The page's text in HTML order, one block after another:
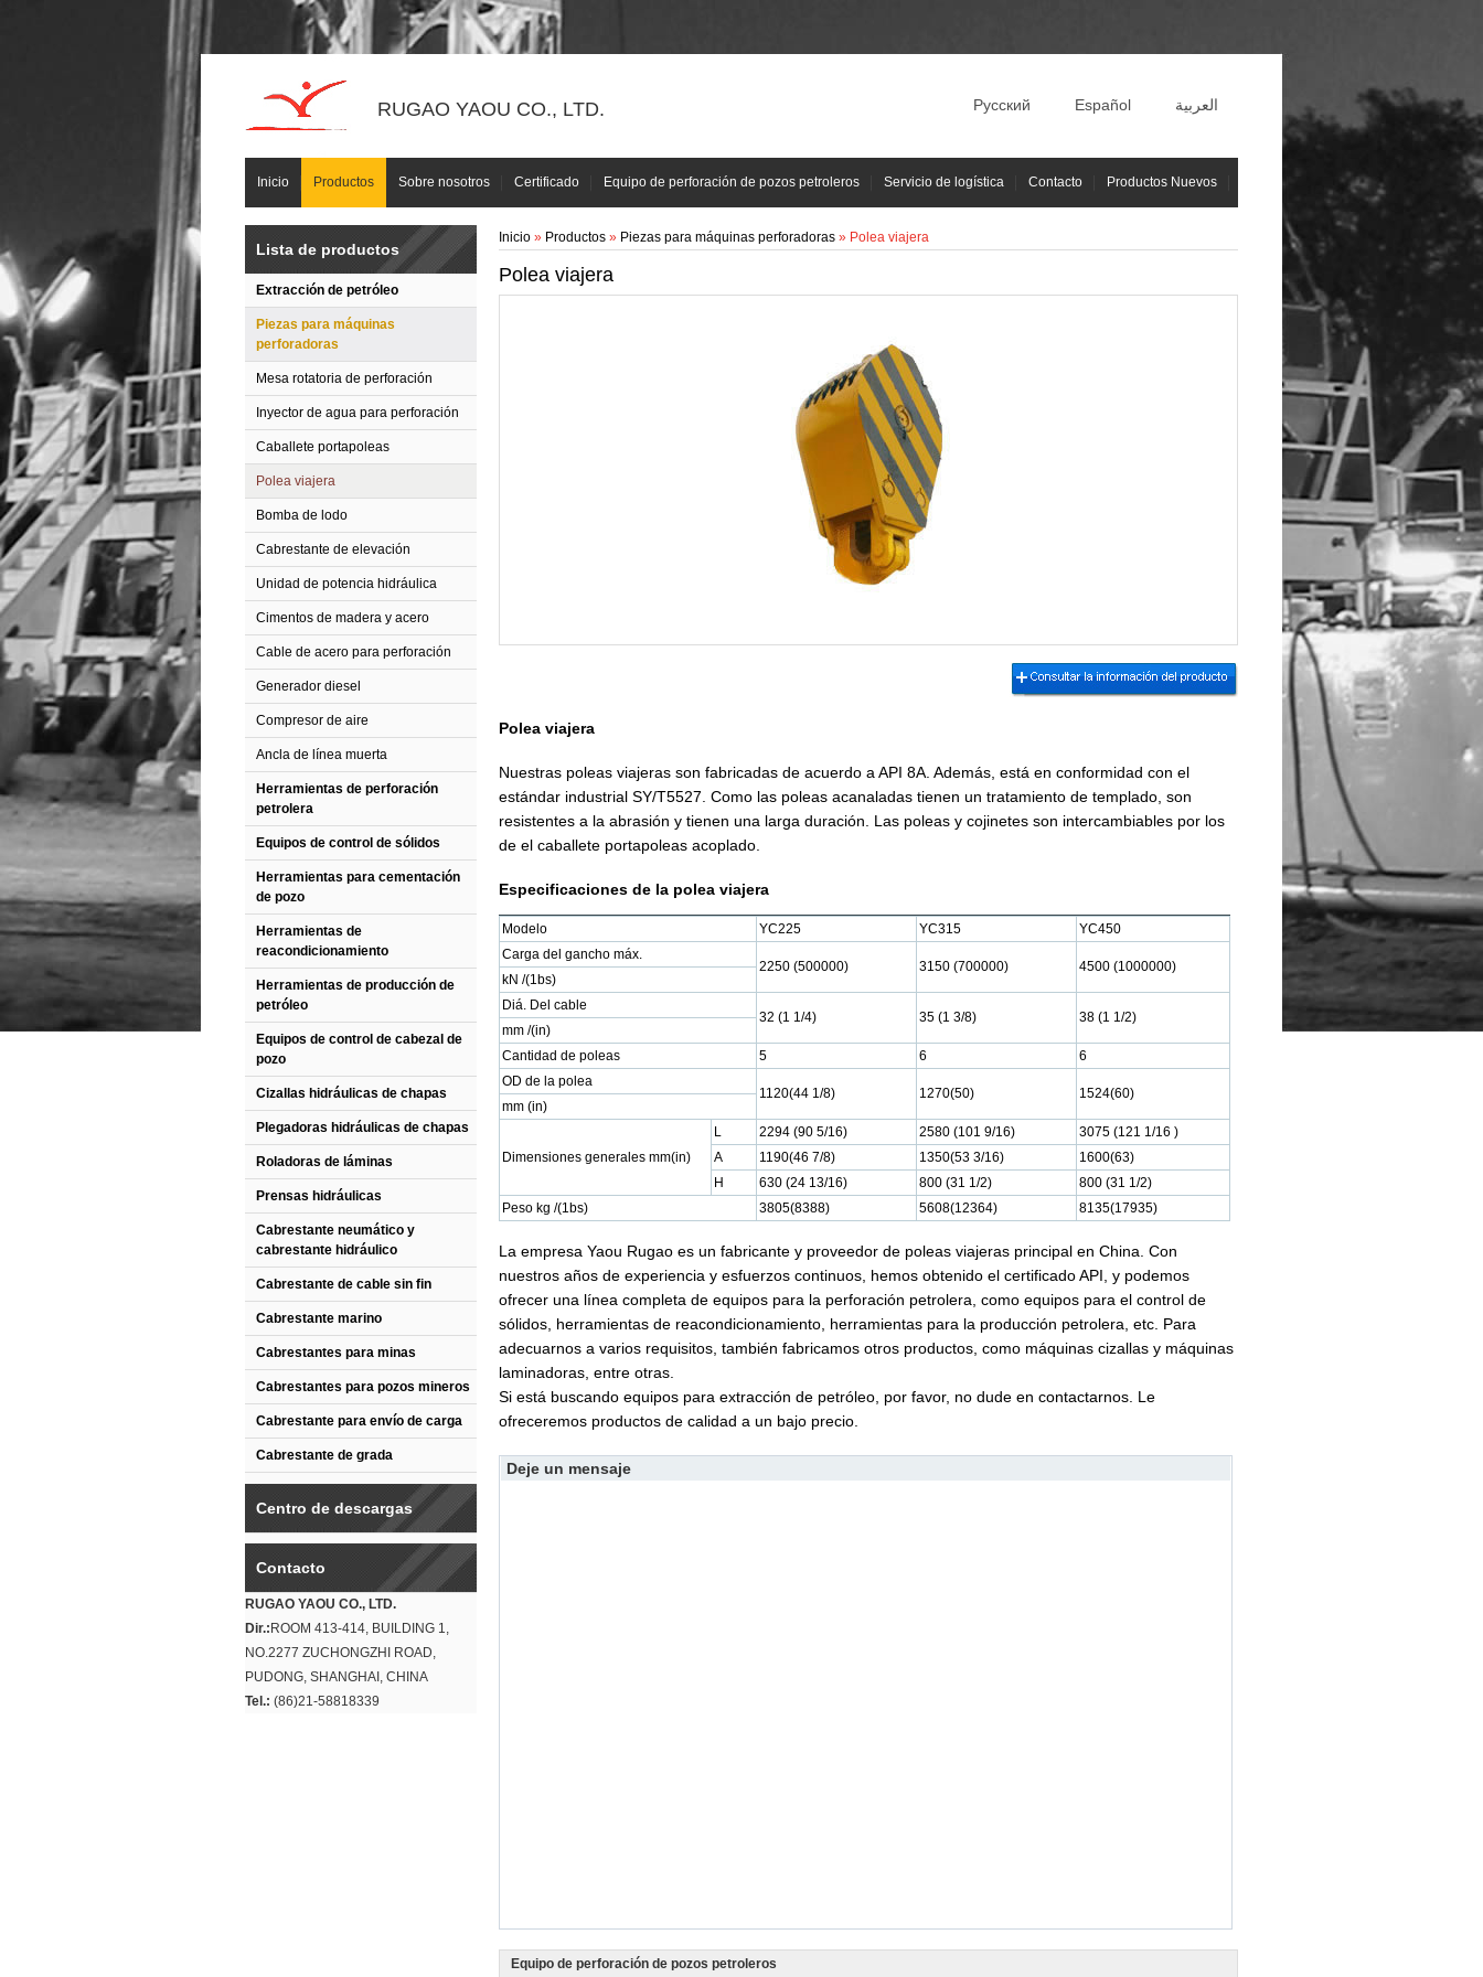
RUGAO YAOU CO., LTD. Русский Español العربية
Inicio Productos Sobre nosotros Certificado Equipo de perforación de pozos petroleros Servicio de logística Contacto Productos Nuevos
Lista de productos
Extracción de petróleo
Piezas para máquinas
perforadoras
Mesa rotatoria de perforación
Inyector de agua para perforación
Caballete portapoleas
Polea viajera
Bomba de lodo
Cabrestante de elevación
Unidad de potencia hidráulica
Cimentos de madera y acero
Cable de acero para perforación
Generador diesel
Compresor de aire
Ancla de línea muerta
Herramientas de perforación
petrolera
Equipos de control de sólidos
Herramientas para cementación
de pozo
Herramientas de
reacondicionamiento
Herramientas de producción de
petróleo
Equipos de control de cabezal de
pozo
Cizallas hidráulicas de chapas
Plegadoras hidráulicas de chapas
Roladoras de láminas
Prensas hidráulicas
Cabrestante neumático y
cabrestante hidráulico
Cabrestante de cable sin fin
Cabrestante marino
Cabrestantes para minas
Cabrestantes para pozos mineros
Cabrestante para envío de carga
Cabrestante de grada
Centro de descargas
Contacto
RUGAO YAOU CO., LTD.
Dir.: ROOM 413-414, BUILDING 1,
NO.2277 ZUCHONGZHI ROAD,
PUDONG, SHANGHAI, CHINA
Tel.: (86)21-58818339
Inicio » Productos » Piezas para máquinas perforadoras » Polea viajera
Polea viajera
Polea viajera
Nuestras poleas viajeras son fabricadas de acuerdo a API 8A. Además, está en conformidad con el
estándar industrial SY/T5527. Como las poleas acanaladas tienen un tratamiento de templado, son
resistentes a la abrasión y tienen una larga duración. Las poleas y cojinetes son intercambiables por los
de el caballete portapoleas acoplado.
Especificaciones de la polea viajera
Modelo YC225 YC315
YC450
Carga del gancho máx.
2250 (500000) 3150 (700000)
4500 (1000000)
kN /(1bs)
Diá. Del cable
32 (1 1/4) 35 (1 3/8)
38 (1 1/2)
mm /(in)
Cantidad de poleas
5 6
6
OD de la polea
1120(44 1/8) 1270(50)
1524(60)
mm (in)
Dimensiones generales mm(in)
L 2294 (90 5/16) 2580 (101 9/16)
3075 (121 1/16 )
A
1190(46 7/8) 1350(53 3/16)
1600(63)
H
630 (24 13/16) 800 (31 1/2)
800 (31 1/2)
Peso kg /(1bs)
3805(8388) 5608(12364) 8135(17935)
La empresa Yaou Rugao es un fabricante y proveedor de poleas viajeras principal en China. Con
nuestros años de experiencia y esfuerzos continuos, hemos obtenido el certificado API, y podemos
ofrecer una línea completa de equipos para la perforación petrolera, como equipos para el control de
sólidos, herramientas de reacondicionamiento, herramientas para la producción petrolera, etc. Para
adecuarnos a varios requisitos, también fabricamos otros productos, como máquinas cizallas y máquinas
laminadoras, entre otras.
Si está buscando equipos para extracción de petróleo, por favor, no dude en contactarnos. Le
ofreceremos productos de calidad a un bajo precio.
Deje un mensaje
Equipo de perforación de pozos petroleros